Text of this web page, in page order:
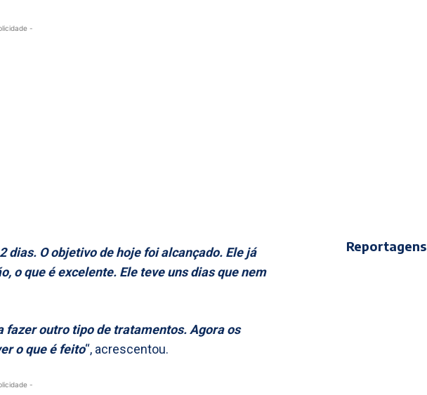
-
O objetivo de hoje foi alcançado. Ele já
o que é excelente. Ele teve uns dias que nem
outro tipo de tratamentos. Agora os
o que é feito“, acrescentou.
-
Reportagens